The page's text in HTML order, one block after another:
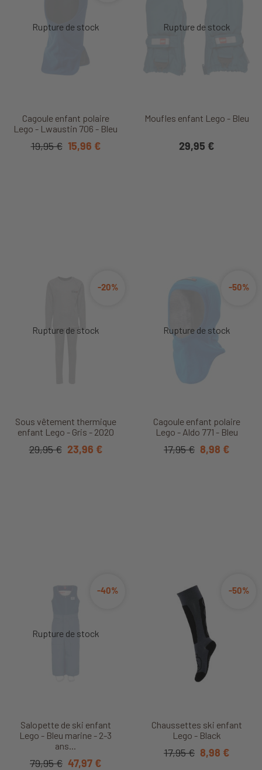
Cagoule enfant polaire
Lego - Lwaustin 706 - Bleu
19,95 € 15,96 €
Moufles enfant Lego - Bleu
29,95 €
Sous vêtement thermique
enfant Lego - Gris - 2020
-20%
29,95 € 23,96 €
Cagoule enfant polaire
Lego - Aldo 771 - Bleu
-50%
17,95 € 8,98 €
Salopette de ski enfant
Lego - Bleu marine - 2-3
ans...
-40%
79,95 € 47,97 €
Chaussettes ski enfant
Lego - Black
-50%
17,95 € 8,98 €